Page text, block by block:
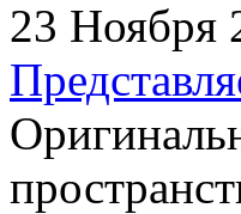
23 Ноября